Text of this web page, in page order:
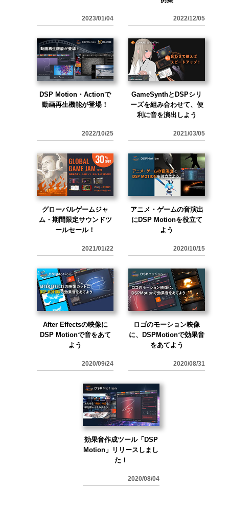
2023/01/04 2022/12/05
DSP Motion・Actionで
動画再生機能が登場！
2022/10/25
GameSynthとDSPシリ
ーズを組み合わせて、便
利に音を演出しよう
2021/03/05
グローバルゲームジャ
ム・期間限定サウンドツ
ールセール！
2021/01/22
アニメ・ゲームの音演出
にDSP Motionを役立て
よう
2020/10/15
After Effectsの映像に
DSP Motionで音をあて
よう
2020/09/24
ロゴのモーション映像
に、DSPMotionで効果音
をあてよう
2020/08/31
効果音作成ツール「DSP
Motion」リリースしまし
た！
2020/08/04